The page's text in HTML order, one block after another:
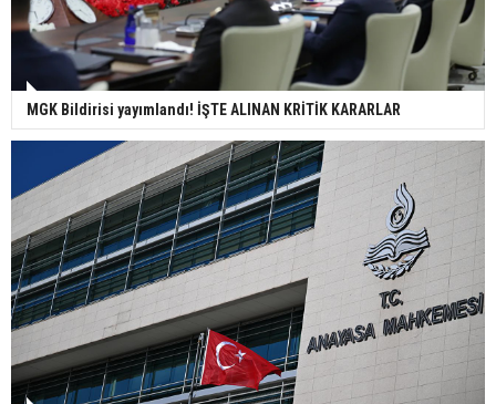
MGK Bildirisi yayımlandı! İŞTE ALINAN KRİTİK KARARLAR